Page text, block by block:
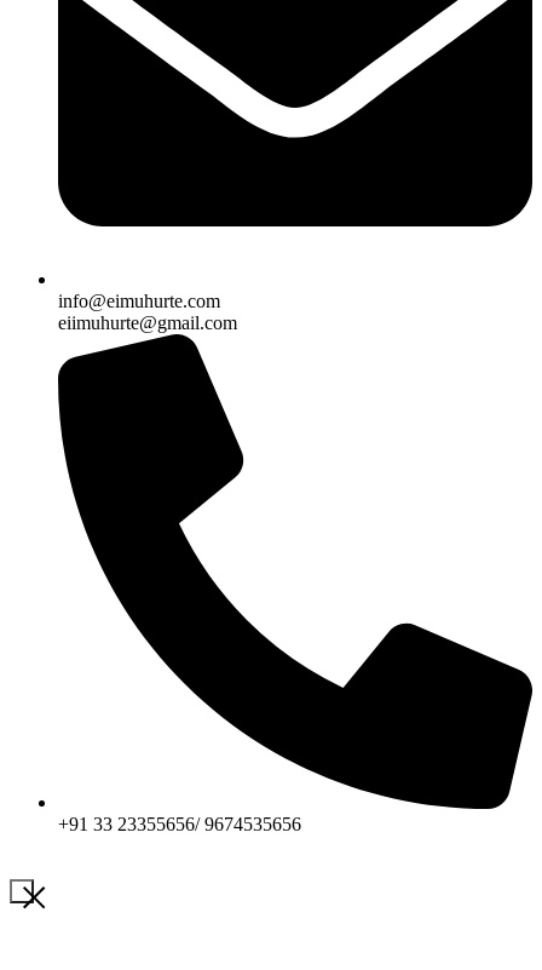
info@eimuhurte.com
eiimuhurte@gmail.com
+91 33 23355656/ 9674535656